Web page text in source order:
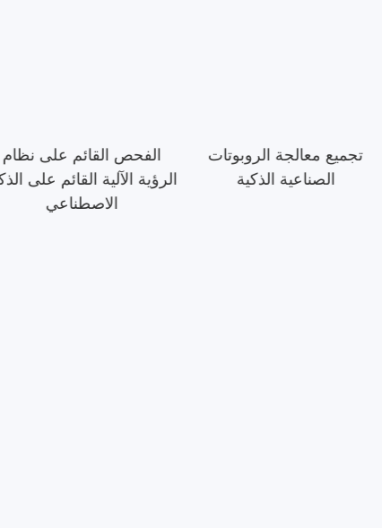
تجميع معالجة الروبوتات
الصناعية الذكية
الفحص القائم على نظام
الرؤية الآلية القائم على
الاصطناعي